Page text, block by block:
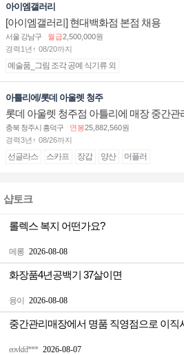
아이엠갤러리
[아이엠갤러리] 현대백화점 본점 채용
서울 강남구 월급2,500,000원
경력1년↑ 08/20까지
예술품_그림 조각 공예 식기류 외
아틀리에/롯데 아울렛 청주
롯데 아울렛 청주점 아틀리에 매장 중간관
충북 청주시 흥덕구 연봉25,882,560원
경력3년↑ 08/26까지
선글라스 스카프 장갑 양산 머플러
샵토크
메롱 2026-08-08
롤렉스 복지 어떤가요?
융이 2026-08-08
화장품4년공백기 37살이면
eovkfd*** 2026-08-07
중간관리매장에서 명품 직영점으로 이직